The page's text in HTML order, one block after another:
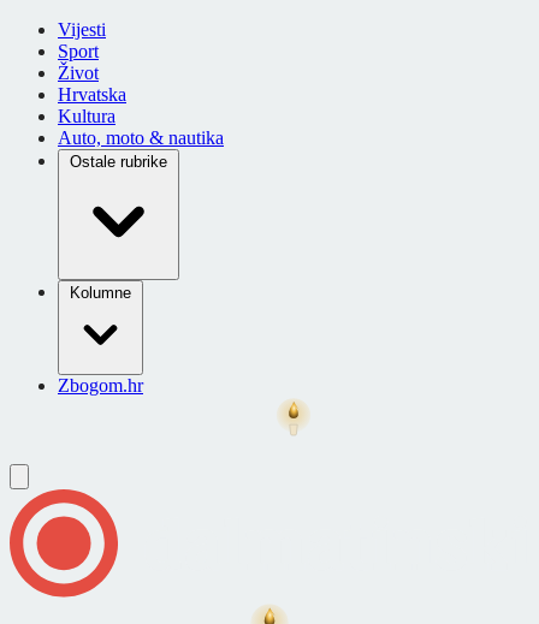
Vijesti
Sport
Život
Hrvatska
Kultura
Auto, moto & nautika
Ostale rubrike
Kolumne
Zbogom.hr